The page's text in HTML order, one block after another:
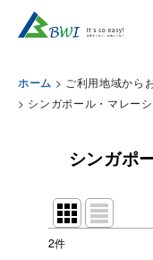
ホーム > ご利用地域から
> シンガポール・マレー
シンガポ
2件